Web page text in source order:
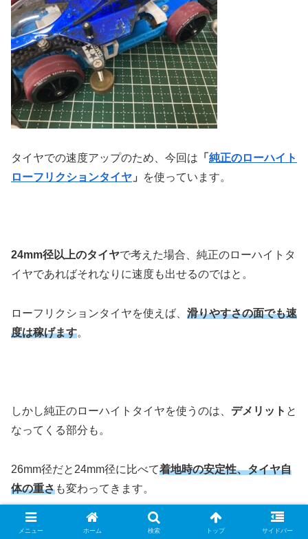
タイヤでの速度アップのため、今回は 「 純正のローハイト
ローフリクションタイヤ 」 を使っています。
24mm径以上のタイヤで考えた場合、純正のローハイトタ
イヤであればそれなりに速度も出せるのではと。
ローフリクションタイヤを使えば、 滑りやすさの面でも速
度は稼げます。
しかし純正のローハイトタイヤを使うのは、 デメリット と
なってくる部分も。
26mm径だと24mm径に比べて着地時の安定性、タイヤ自
体の重さも変わってきます。
メニュー ホーム 検索 トップ サイドバー